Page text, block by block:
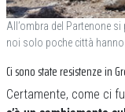
All’ombra del Partenone
noi solo poche città
Ci sono state resistenze in
Certamente, come ci